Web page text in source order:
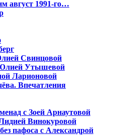
август 1991-го…
Свинцовой
Утышевой
Ларионовой
Впечатления
с Зоей Арнаутовой
Винокуровой
пафоса с Александрой